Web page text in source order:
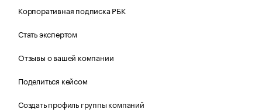
Корпоративная подписка РБК
Стать экспертом
Отзывы о вашей компании
Поделиться кейсом
Создать профиль группы компаний